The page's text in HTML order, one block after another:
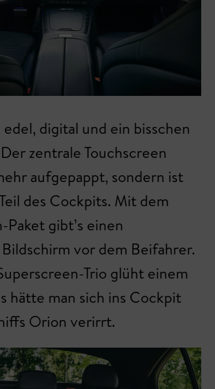
edel, digital und ein bisschen
zentrale Touchscreen
aufgepappt, sondern ist
des Cockpits. Mit dem
Paket gibt’s einen
vor dem Beifahrer.
Trio glüht einem
hätte man sich ins Cockpit
Orion verirrt.